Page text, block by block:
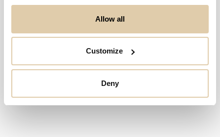
Allow all
Customize
Deny